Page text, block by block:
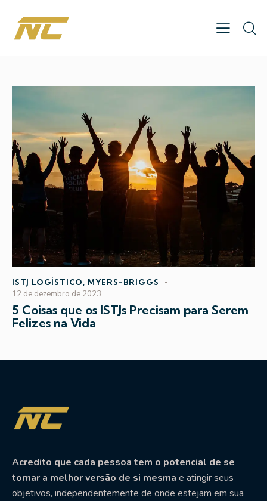
ISTJ LOGÍSTICO MYERS-BRIGGS
12 de dezembro de 2023
5 Coisas que os ISTJs Precisam para Serem
Felizes na Vida
Acredito que cada pessoa tem o potencial de se
tornar a melhor versão de si mesma e atingir seus
objetivos, independentemente de onde estejam em sua